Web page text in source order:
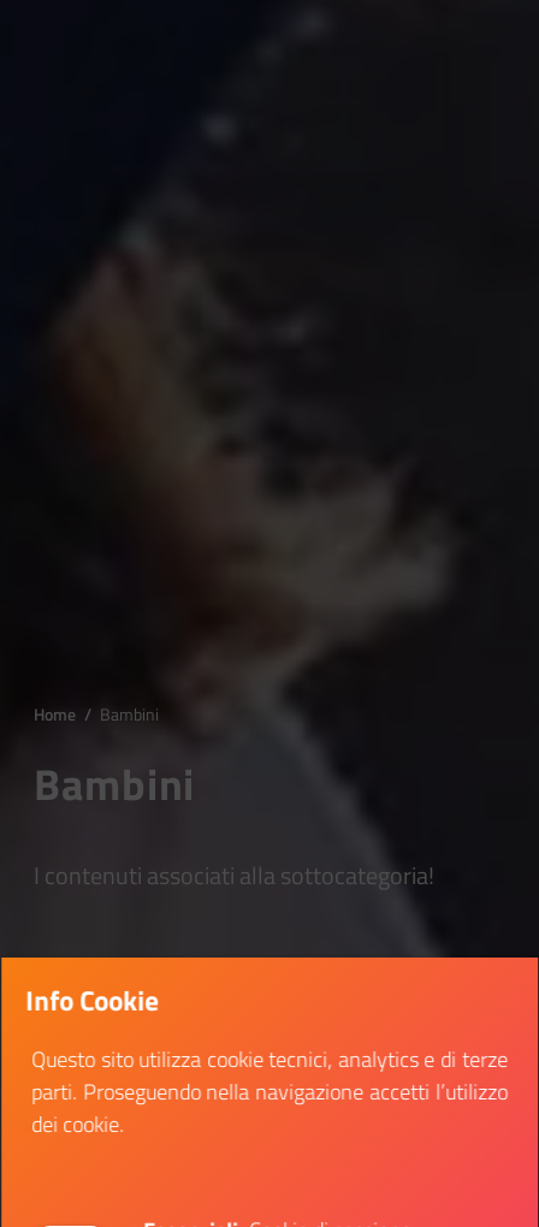
Home / Bambini
Bambini
I contenuti associati alla sottocategoria!
Info Cookie
Questo sito utilizza cookie tecnici, analytics e di terze
parti. Proseguendo nella navigazione accetti l’utilizzo
dei cookie.